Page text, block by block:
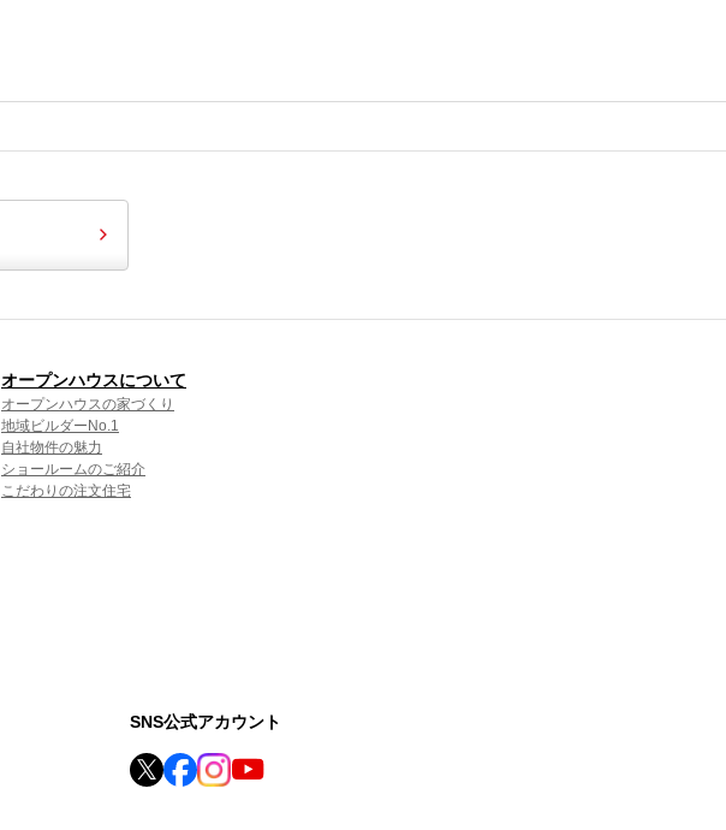
オープンハウスについて
オープンハウスの家づくり
地域ビルダーNo.1
自社物件の魅力
ショールームのご紹介
こだわりの注文住宅
SNS公式アカウント